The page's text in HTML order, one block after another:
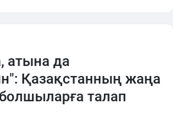
атына да
Қазақстанның жаңа
талап